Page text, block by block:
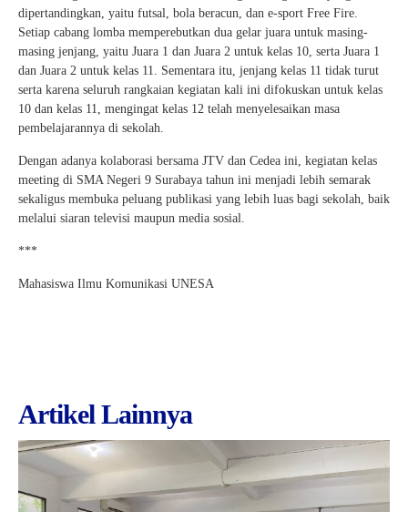
dipertandingkan, yaitu futsal, bola beracun, dan e-sport Free Fire.
Setiap cabang lomba memperebutkan dua gelar juara untuk masing-
masing jenjang, yaitu Juara 1 dan Juara 2 untuk kelas 10, serta Juara 1
dan Juara 2 untuk kelas 11. Sementara itu, jenjang kelas 11 tidak turut
serta karena seluruh rangkaian kegiatan kali ini difokuskan untuk kelas
10 dan kelas 11, mengingat kelas 12 telah menyelesaikan masa
pembelajarannya di sekolah.
Dengan adanya kolaborasi bersama JTV dan Cedea ini, kegiatan kelas
meeting di SMA Negeri 9 Surabaya tahun ini menjadi lebih semarak
sekaligus membuka peluang publikasi yang lebih luas bagi sekolah, baik
melalui siaran televisi maupun media sosial.
***
Mahasiswa Ilmu Komunikasi UNESA
Artikel Lainnya